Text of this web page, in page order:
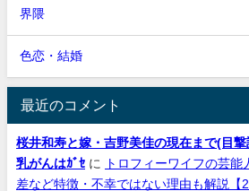
界隈
色恋・結婚
最近のコメント
桜井和寿と嫁・吉野美佳の現在まで(目
乳がんはｶﾞｾ に
トロフィーワイフの芸
差など特徴・不幸ではない理由も解説【